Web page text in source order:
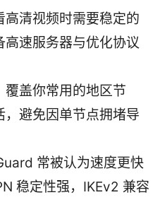
高清视频时需要稳定的
高速服务器与优化协议
覆盖你常用的地区节
，避免因单节点拥堵导
常被认为速度更快
稳定性强，IKEv2 兼容